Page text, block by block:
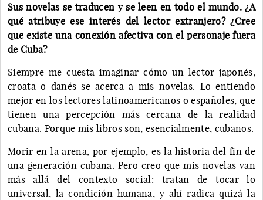
Sus novelas se traducen y se leen en todo el mundo. ¿A
qué atribuye ese interés del lector extranjero? ¿Cree
que existe una conexión afectiva con el personaje fuera
de Cuba?
Siempre me cuesta imaginar cómo un lector japonés,
croata o danés se acerca a mis novelas. Lo entiendo
mejor en los lectores latinoamericanos o españoles, que
tienen una percepción más cercana de la realidad
cubana. Porque mis libros son, esencialmente, cubanos.
Morir en la arena, por ejemplo, es la historia del fin de
una generación cubana. Pero creo que mis novelas van
más allá del contexto social: tratan de tocar lo
universal, la condición humana, y ahí radica quizá la